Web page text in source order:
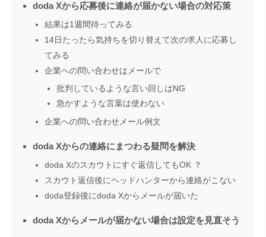
doda Xから応募後に連絡が届かない場合の対応策
結果は1週間待ってみる
14日たったら気持ちを切り替えて次の求人に応募し
てみる
企業への問い合わせはメールで
批判しているような言い回しはNG
急かすような言葉は使わない
企業への問い合わせメール例文
doda Xからの連絡にまつわる疑問を解決
doda Xのスカウトにすぐ返信してもOK ？
スカウト返信後にヘッドハンターから連絡がこない
doda登録後にdoda Xからメールが届いた
doda Xからメールが届かない場合は設定を見直そう